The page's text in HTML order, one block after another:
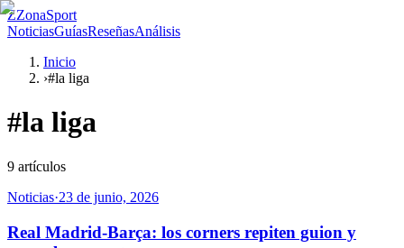
ZZonaSport
NoticiasGuíasReseñasAnálisis
Inicio
›#la liga
#la liga
9 artículos
Noticias·23 de junio, 2026
Real Madrid-Barça: los corners repiten guion y